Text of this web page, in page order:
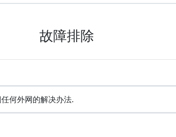
故障排除
何外网的解决办法.